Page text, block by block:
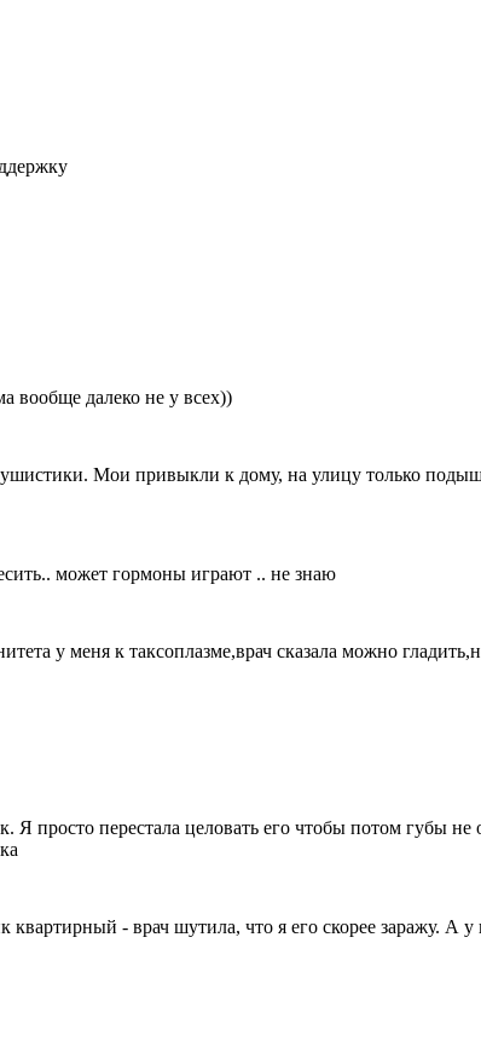
вообще далеко не у всех))
Мои привыкли к дому, на улицу только
может гормоны играют .. не знаю
у меня к таксоплазме,врач сказала можно
Я просто перестала целовать его чтобы потом губы
квартирный - врач шутила, что я его скорее заражу.